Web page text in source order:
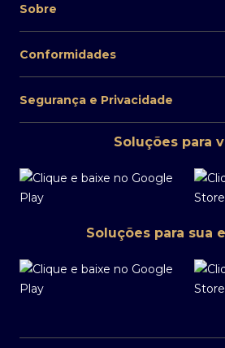
Sobre
Conformidades
Segurança e Privacidade
Soluções para
Soluções para sua